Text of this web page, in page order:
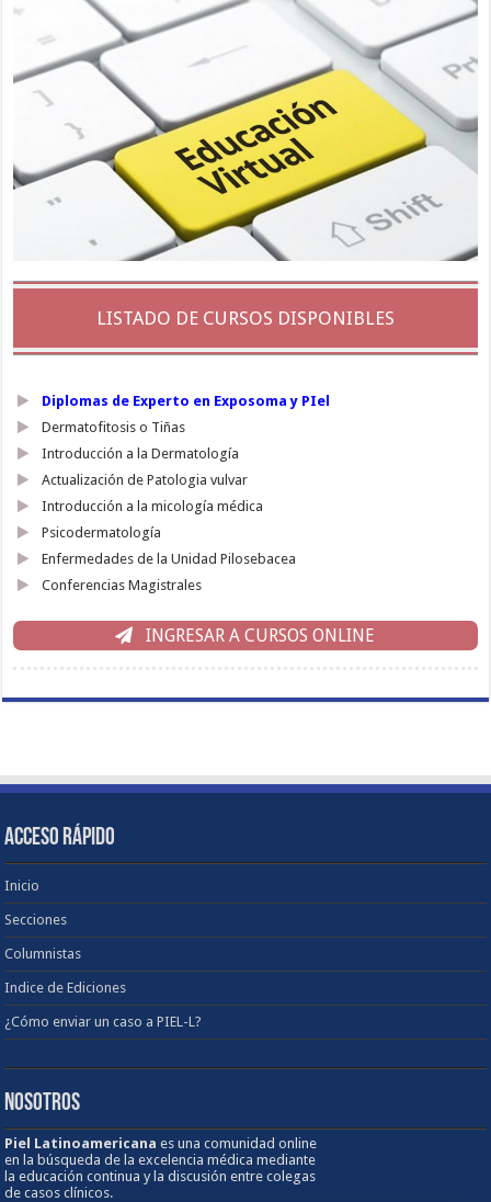
LISTADO DE CURSOS DISPONIBLES
Diplomas de Experto en Exposoma y PIel
Dermatofitosis o Tiñas
Introducción a la Dermatología
Actualización de Patologia vulvar
Introducción a la micología médica
Psicodermatología
Enfermedades de la Unidad Pilosebacea
Conferencias Magistrales
INGRESAR A CURSOS ONLINE
ACCESO RÁPIDO
Inicio
Secciones
Columnistas
Indice de Ediciones
¿Cómo enviar un caso a PIEL-L?
NOSOTROS
Piel Latinoamericanaes una comunidad online
en la búsqueda de la excelencia médica mediante
la educación continua y la discusión entre colegas
de casos clínicos.